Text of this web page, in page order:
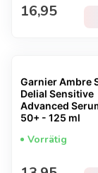
Regulärer
16,95
Garnier Ambre
Delial Sensitive
Advanced
50+ - 125 ml
Vorrätig